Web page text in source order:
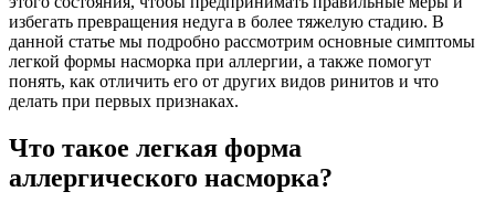
избегать превращения недуга в более тяжелую стадию. В
данной статье мы подробно рассмотрим основные симптомы
легкой формы насморка при аллергии, а также помогут
понять, как отличить его от других видов ринитов и что
делать при первых признаках.
Что такое легкая форма
аллергического насморка?